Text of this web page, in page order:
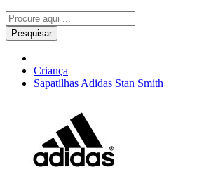
Pesquisar
Criança
Sapatilhas Adidas Stan Smith